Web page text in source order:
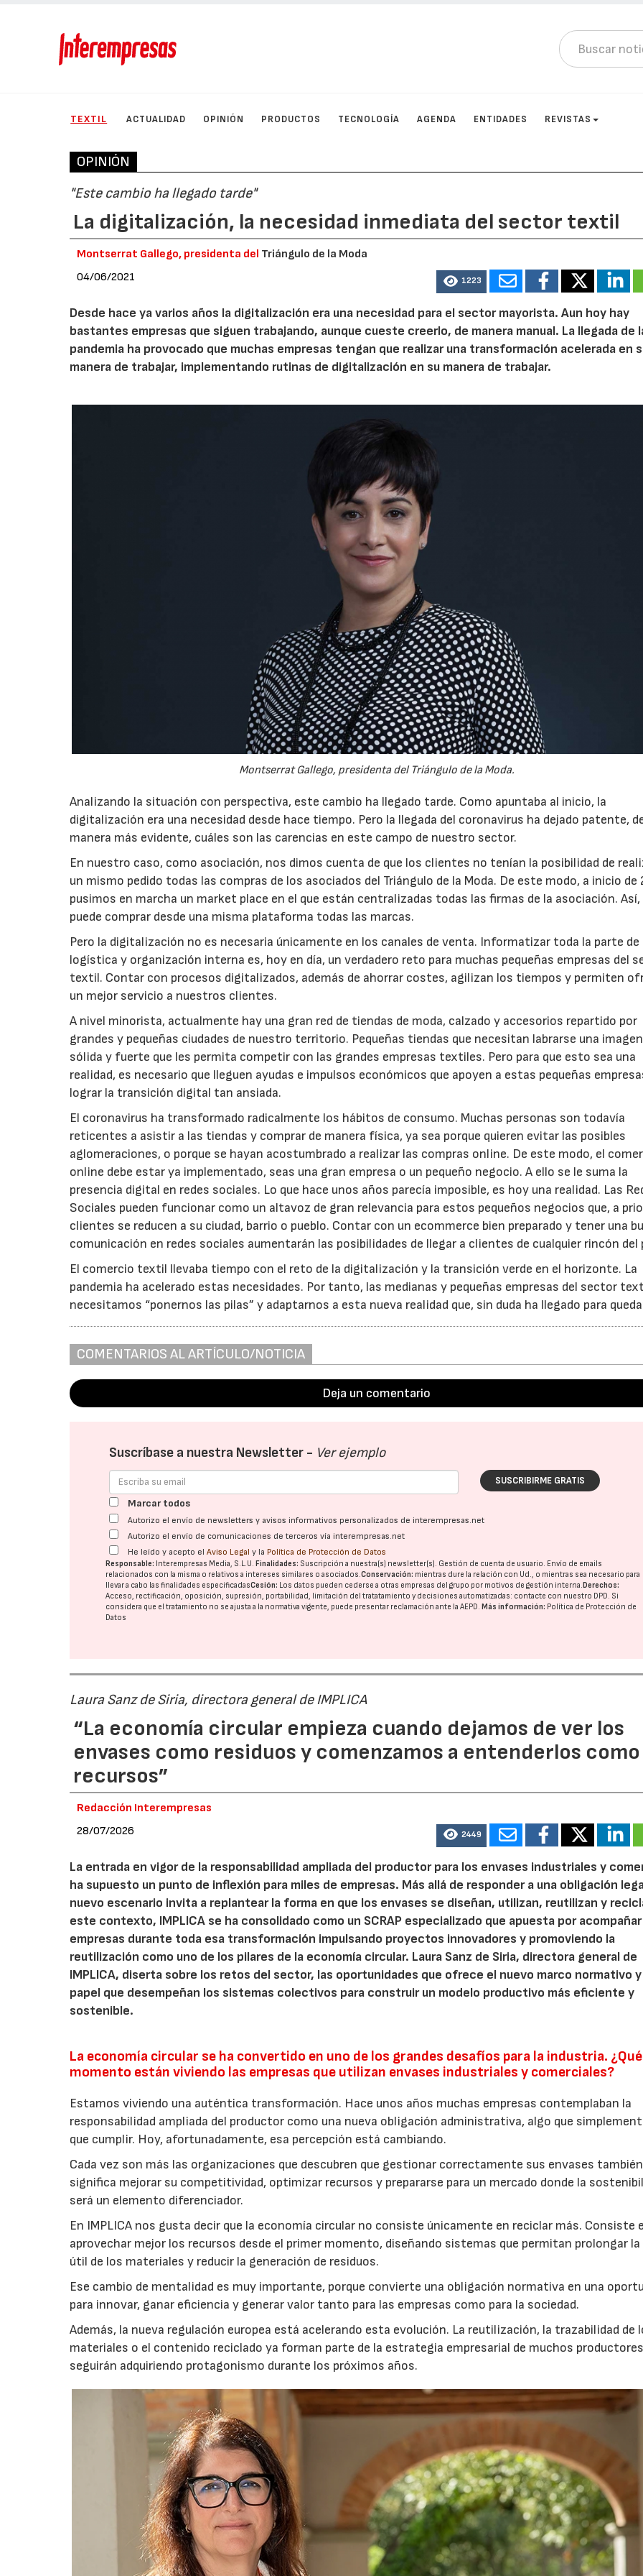
TEXTIL ACTUALIDAD OPINIÓN PRODUCTOS TECNOLOGÍA AGENDA ENTIDADES REVISTAS
OPINIÓN
"Este cambio ha llegado tarde"
La digitalización, la necesidad inmediata del sector textil
Montserrat Gallego, presidenta del Triángulo de la Moda
04/06/2021
1223
Desde hace ya varios años la digitalización era una necesidad para el sector mayorista. Aun hoy hay
bastantes empresas que siguen trabajando, aunque cueste creerlo, de manera manual. La llegada de
pandemia ha provocado que muchas empresas tengan que realizar una transformación acelerada en
manera de trabajar, implementando rutinas de digitalización en su manera de trabajar.
Montserrat Gallego, presidenta del Triángulo de la Moda.
Analizando la situación con perspectiva, este cambio ha llegado tarde. Como apuntaba al inicio, la
digitalización era una necesidad desde hace tiempo. Pero la llegada del coronavirus ha dejado patente,
manera más evidente, cuáles son las carencias en este campo de nuestro sector.
En nuestro caso, como asociación, nos dimos cuenta de que los clientes no tenían la posibilidad de
un mismo pedido todas las compras de los asociados del Triángulo de la Moda. De este modo, a inicio de
pusimos en marcha un market place en el que están centralizadas todas las firmas de la asociación. Así,
puede comprar desde una misma plataforma todas las marcas.
Pero la digitalización no es necesaria únicamente en los canales de venta. Informatizar toda la parte de
logística y organización interna es, hoy en día, un verdadero reto para muchas pequeñas empresas del
textil. Contar con procesos digitalizados, además de ahorrar costes, agilizan los tiempos y permiten
un mejor servicio a nuestros clientes.
A nivel minorista, actualmente hay una gran red de tiendas de moda, calzado y accesorios repartido por
grandes y pequeñas ciudades de nuestro territorio. Pequeñas tiendas que necesitan labrarse una
sólida y fuerte que les permita competir con las grandes empresas textiles. Pero para que esto sea una
realidad, es necesario que lleguen ayudas e impulsos económicos que apoyen a estas pequeñas
lograr la transición digital tan ansiada.
El coronavirus ha transformado radicalmente los hábitos de consumo. Muchas personas son todavía
reticentes a asistir a las tiendas y comprar de manera física, ya sea porque quieren evitar las posibles
aglomeraciones, o porque se hayan acostumbrado a realizar las compras online. De este modo, el
online debe estar ya implementado, seas una gran empresa o un pequeño negocio. A ello se le suma la
presencia digital en redes sociales. Lo que hace unos años parecía imposible, es hoy una realidad. Las
Sociales pueden funcionar como un altavoz de gran relevancia para estos pequeños negocios que, a
clientes se reducen a su ciudad, barrio o pueblo. Contar con un ecommerce bien preparado y tener una
comunicación en redes sociales aumentarán las posibilidades de llegar a clientes de cualquier rincón del
El comercio textil llevaba tiempo con el reto de la digitalización y la transición verde en el horizonte. La
pandemia ha acelerado estas necesidades. Por tanto, las medianas y pequeñas empresas del sector
necesitamos “ponernos las pilas” y adaptarnos a esta nueva realidad que, sin duda ha llegado para
COMENTARIOS AL ARTÍCULO/NOTICIA
Deja un comentario
Suscríbase a nuestra Newsletter - Ver ejemplo
SUSCRIBIRME GRATIS
Marcar todos
Autorizo el envío de newsletters y avisos informativos personalizados de interempresas.net
Autorizo el envío de comunicaciones de terceros vía interempresas.net
He leído y acepto elAviso Legal y la Política de Protección de Datos
Responsable: Interempresas Media, S.L.U.Finalidades: Suscripción a nuestra(s) newsletter(s). Gestión de cuenta de usuario. Envío de emails
relacionados con la misma o relativos a intereses similares o asociados.Conservación: mientras dure la relación con Ud., o mientras sea necesario para
llevar a cabo las finalidades especificadasCesión: Los datos pueden cederse a otras empresas del grupo por motivos de gestión interna.Derechos:
Acceso, rectificación, oposición, supresión, portabilidad, limitación del tratatamiento y decisiones automatizadas: contacte con nuestro DPD. Si
considera que el tratamiento no se ajusta a la normativa vigente, puede presentar reclamación ante laAEPD.Más información: Política de Protección de
Datos
Laura Sanz de Siria, directora general de IMPLICA
“La economía circular empieza cuando dejamos de ver los
envases como residuos y comenzamos a entenderlos como
recursos”
Redacción Interempresas
28/07/2026
2449
La entrada en vigor de la responsabilidad ampliada del productor para los envases industriales y
ha supuesto un punto de inflexión para miles de empresas. Más allá de responder a una obligación
nuevo escenario invita a replantear la forma en que los envases se diseñan, utilizan, reutilizan y
este contexto, IMPLICA se ha consolidado como un SCRAP especializado que apuesta por
empresas durante toda esa transformación impulsando proyectos innovadores y promoviendo la
reutilización como uno de los pilares de la economía circular. Laura Sanz de Siria, directora general de
IMPLICA, diserta sobre los retos del sector, las oportunidades que ofrece el nuevo marco normativo
papel que desempeñan los sistemas colectivos para construir un modelo productivo más eficiente y
sostenible.
La economía circular se ha convertido en uno de los grandes desafíos para la industria. ¿Qué
momento están viviendo las empresas que utilizan envases industriales y comerciales?
Estamos viviendo una auténtica transformación. Hace unos años muchas empresas contemplaban la
responsabilidad ampliada del productor como una nueva obligación administrativa, algo que
que cumplir. Hoy, afortunadamente, esa percepción está cambiando.
Cada vez son más las organizaciones que descubren que gestionar correctamente sus envases también
significa mejorar su competitividad, optimizar recursos y prepararse para un mercado donde la
será un elemento diferenciador.
En IMPLICA nos gusta decir que la economía circular no consiste únicamente en reciclar más. Consiste
aprovechar mejor los recursos desde el primer momento, diseñando sistemas que permitan prolongar la
útil de los materiales y reducir la generación de residuos.
Ese cambio de mentalidad es muy importante, porque convierte una obligación normativa en una
para innovar, ganar eficiencia y generar valor tanto para las empresas como para la sociedad.
Además, la nueva regulación europea está acelerando esta evolución. La reutilización, la trazabilidad de
materiales o el contenido reciclado ya forman parte de la estrategia empresarial de muchos
seguirán adquiriendo protagonismo durante los próximos años.